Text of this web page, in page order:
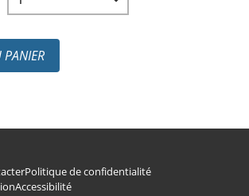
PANIER
pied de page
Politique de confidentialité
Accessibilité